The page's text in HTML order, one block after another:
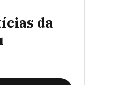
da